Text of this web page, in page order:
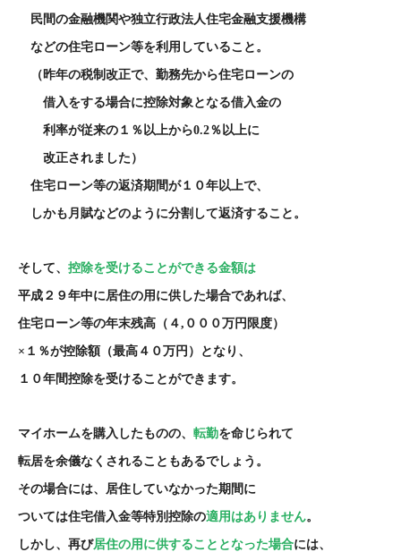
民間の金融機関や独立行政法人住宅金融支援機構
などの住宅ローン等を利用していること。
（昨年の税制改正で、勤務先から住宅ローンの
借入をする場合に控除対象となる借入金の
利率が従来の１％以上から0.2％以上に
改正されました）
住宅ローン等の返済期間が１０年以上で、
しかも月賦などのように分割して返済すること。
そして、 控除を受けることができる金額は
平成２９年中に居住の用に供した場合であれば、
住宅ローン等の年末残高（４, ０００万円限度）
×１％が控除額（最高４０万円）となり、
１０年間控除を受けることができます。
マイホームを購入したものの、 転勤を命じられて
転居を余儀なくされることもあるでしょう。
その場合には、居住していなかった期間に
ついては住宅借入金等特別控除の適用はありません。
しかし、再び居住の用に供することとなった場合には、